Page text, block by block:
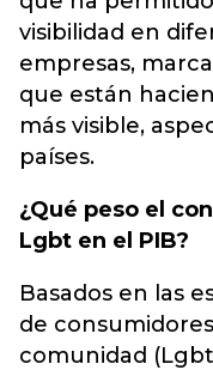
visibilidad en
empresas,
que están
más visible,
países.
¿Qué peso el
Lgbt en el PIB?
Basados en las
de
comunidad